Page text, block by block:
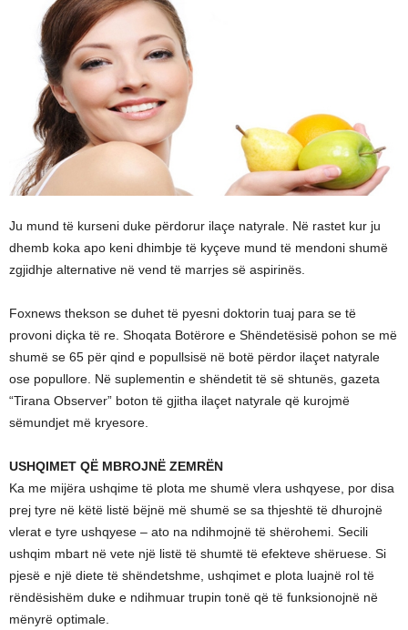
Ju mund të kurseni duke përdorur ilaçe natyrale. Në rastet kur ju
dhemb koka apo keni dhimbje të kyçeve mund të mendoni shumë
zgjidhje alternative në vend të marrjes së aspirinës.
Foxnews thekson se duhet të pyesni doktorin tuaj para se të
provoni diçka të re. Shoqata Botërore e Shëndetësisë pohon se më
shumë se 65 për qind e popullsisë në botë përdor ilaçet natyrale
ose popullore. Në suplementin e shëndetit të së shtunës, gazeta
“Tirana Observer” boton të gjitha ilaçet natyrale që kurojmë
sëmundjet më kryesore.
USHQIMET QË MBROJNË ZEMRËN
Ka me mijëra ushqime të plota me shumë vlera ushqyese, por disa
prej tyre në këtë listë bëjnë më shumë se sa thjeshtë të dhurojnë
vlerat e tyre ushqyese – ato na ndihmojnë të shërohemi. Secili
ushqim mbart në vete një listë të shumtë të efekteve shëruese. Si
pjesë e një diete të shëndetshme, ushqimet e plota luajnë rol të
rëndësishëm duke e ndihmuar trupin tonë që të funksionojnë në
mënyrë optimale.